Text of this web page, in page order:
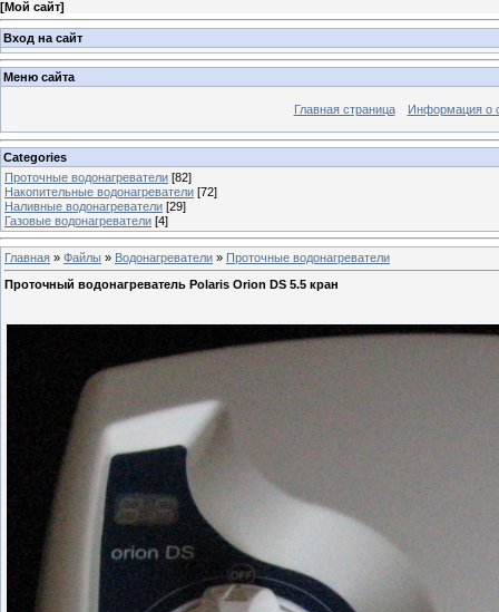
[Мой сайт]
Вход на сайт
Меню сайта
Главная страница Информация о
Categories
Проточные водонагреватели [82]
Накопительные водонагреватели [72]
Наливные водонагреватели [29]
Газовые водонагреватели [4]
Главная » Файлы » Водонагреватели » Проточные водонагреватели
Проточный водонагреватель Polaris Orion DS 5.5 кран